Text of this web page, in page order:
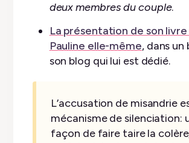
deux membres du couple.
La présentation de son livre
Pauline elle-même, dans un
son blog qui lui est dédié.
L’accusation de misandrie
mécanisme de silenciation:
façon de faire taire la